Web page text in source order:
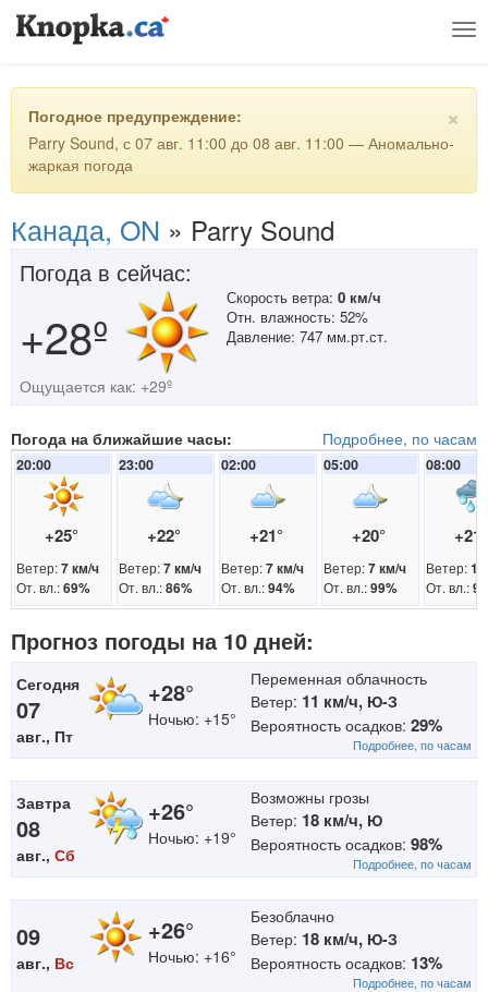
×
Погодное предупреждение:
Parry Sound, с 07 авг. 11:00 до 08 авг. 11:00 — Аномально-
жаркая погода
Канада, ON » Parry Sound
Погода в сейчас:
+28º
Ощущается как: +29º
Скорость ветра: 0 км/ч
Отн. влажность: 52%
Давление: 747 мм.рт.ст.
Погода на ближайшие часы: Подробнее, по часам
20:00
+25°
Ветер:7 км/ч
От. вл.:69%
23:00
+22°
Ветер:7 км/ч
От. вл.:86%
02:00
+21°
Ветер:7 км/ч
От. вл.:94%
05:00
+20°
Ветер:7 км/ч
От. вл.:99%
08:00
Ветер:
От. вл.:
Прогноз погоды на 10 дней:
Сегодня
07
авг., Пт
+28°
Ночью: +15°
Переменная облачность
Ветер: 11 км/ч, Ю-З
Вероятность осадков: 29%
Подробнее, по часам
Завтра
08
авг., Сб
+26°
Ночью: +19°
Возможны грозы
Ветер: 18 км/ч, Ю
Вероятность осадков: 98%
Подробнее, по часам
09
авг., Вс
+26°
Ночью: +16°
Безоблачно
Ветер: 18 км/ч, Ю-З
Вероятность осадков: 13%
Подробнее, по часам